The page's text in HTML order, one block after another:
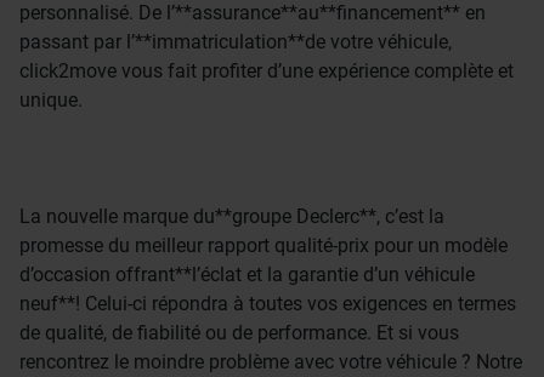
personnalisé. De l’**assurance**au**financement** en
passant par l’**immatriculation**de votre véhicule,
click2move vous fait profiter d’une expérience complète et
unique.
La nouvelle marque du**groupe Declerc**, c’est la
promesse du meilleur rapport qualité-prix pour un modèle
d’occasion offrant**l’éclat et la garantie d’un véhicule
neuf**! Celui-ci répondra à toutes vos exigences en termes
de qualité, de fiabilité ou de performance. Et si vous
rencontrez le moindre problème avec votre véhicule ? Notre